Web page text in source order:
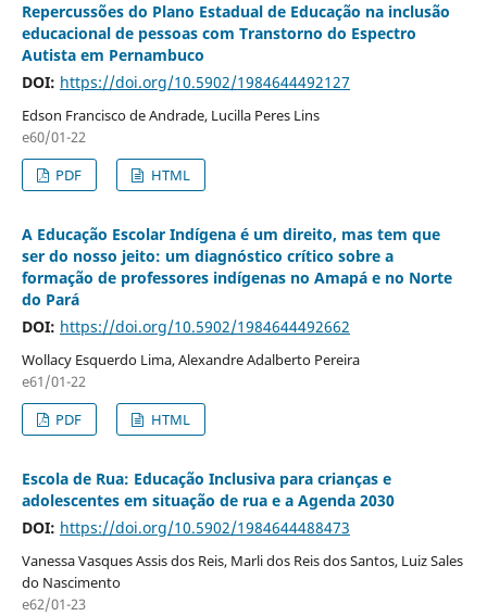
Repercussões do Plano Estadual de Educação na inclusão
educacional de pessoas com Transtorno do Espectro
Autista em Pernambuco
DOI: https://doi.org/10.5902/1984644492127
Edson Francisco de Andrade, Lucilla Peres Lins
e60/01-22
PDF
HTML
A Educação Escolar Indígena é um direito, mas tem que
ser do nosso jeito: um diagnóstico crítico sobre a
formação de professores indígenas no Amapá e no Norte
do Pará
DOI: https://doi.org/10.5902/1984644492662
Wollacy Esquerdo Lima, Alexandre Adalberto Pereira
e61/01-22
PDF
HTML
Escola de Rua: Educação Inclusiva para crianças e
adolescentes em situação de rua e a Agenda 2030
DOI: https://doi.org/10.5902/1984644488473
Vanessa Vasques Assis dos Reis, Marli dos Reis dos Santos, Luiz Sales
do Nascimento
e62/01-23